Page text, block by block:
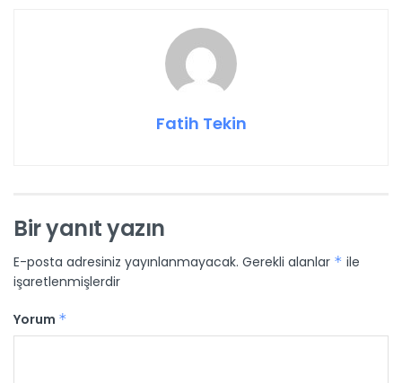
Fatih Tekin
Bir yanıt yazın
E-posta adresiniz yayınlanmayacak. Gerekli alanlar * ile
işaretlenmişlerdir
Yorum *